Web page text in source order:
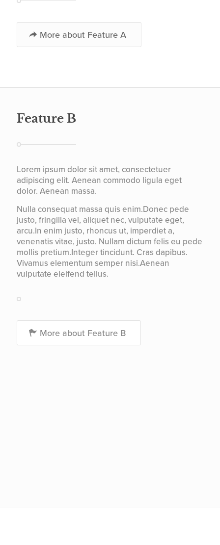
More about Feature A
Feature B
Lorem ipsum dolor sit amet, consectetuer
adipiscing elit. Aenean commodo ligula eget
dolor. Aenean massa.
Nulla consequat massa quis enim.Donec pede
justo, fringilla vel, aliquet nec, vulputate eget,
arcu.In enim justo, rhoncus ut, imperdiet a,
venenatis vitae, justo. Nullam dictum felis eu pede
mollis pretium.Integer tincidunt. Cras dapibus.
Vivamus elementum semper nisi.Aenean
vulputate eleifend tellus.
More about Feature B